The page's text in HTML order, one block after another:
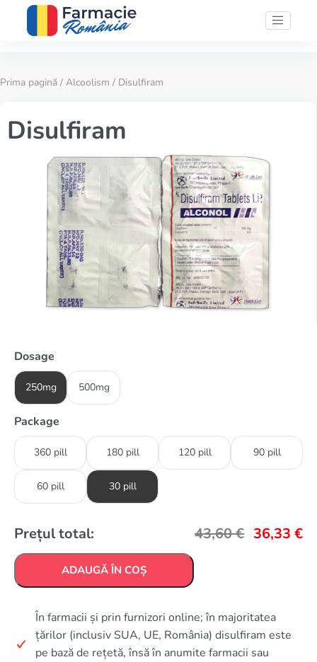
Prima pagină / Alcoolism / Disulfiram
Disulfiram
Dosage
250mg 500mg
Package
360 pill 180 pill 120 pill 90 pill
60 pill 30 pill
Prețul total: 43,60€ 36,33 €
ADAUGĂ ÎN COȘ
În farmacii și prin furnizori online; în majoritatea
țărilor (inclusiv SUA, UE, România) disulfiram este
pe bază de rețetă, însă în anumite farmacii sau